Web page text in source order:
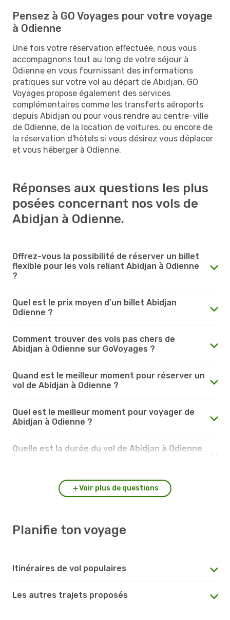
Pensez à GO Voyages pour votre voyage
à Odienne
Une fois votre réservation effectuée, nous vous
accompagnons tout au long de votre séjour à
Odienne en vous fournissant des informations
pratiques sur votre vol au départ de Abidjan. GO
Voyages propose également des services
complémentaires comme les transferts aéroports
depuis Abidjan ou pour vous rendre au centre-ville
de Odienne, de la location de voitures, ou encore de
la réservation d'hôtels si vous désirez vous déplacer
et vous héberger à Odienne.
Réponses aux questions les plus
posées concernant nos vols de
Abidjan à Odienne.
Offrez-vous la possibilité de réserver un billet
flexible pour les vols reliant Abidjan à Odienne
?
Quel est le prix moyen d'un billet Abidjan
Odienne ?
Comment trouver des vols pas chers de
Abidjan à Odienne sur GoVoyages ?
Quand est le meilleur moment pour réserver un
vol de Abidjan à Odienne ?
Quel est le meilleur moment pour voyager de
Abidjan à Odienne ?
Quelle est la durée du vol de Abidjan à Odienne
Voir plus de questions
Planifie ton voyage
Itinéraires de vol populaires
Les autres trajets proposés